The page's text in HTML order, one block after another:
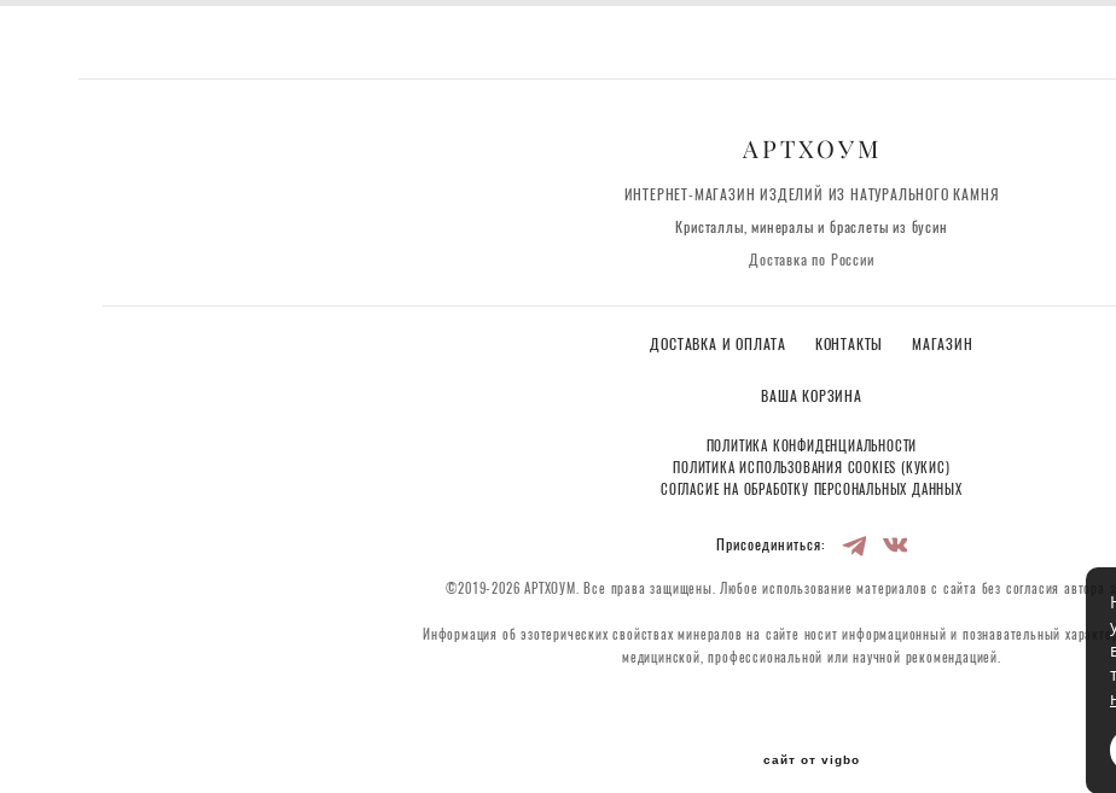
АРТХОУМ
ИНТЕРНЕТ-МАГАЗИН ИЗДЕЛИЙ ИЗ НАТУРАЛЬНОГО КАМНЯ
Кристаллы, минералы и браслеты из бусин
Доставка по России
ДОСТАВКА И ОПЛАТА КОНТАКТЫ МАГАЗИН
ВАША КОРЗИНА
ПОЛИТИКА КОНФИДЕНЦИАЛЬНОСТИ
ПОЛИТИКА ИСПОЛЬЗОВАНИЯ COOKIES (КУКИС)
СОГЛАСИЕ НА ОБРАБОТКУ ПЕРСОНАЛЬНЫХ ДАННЫХ
Присоединиться:
©2019-2026 АРТХОУМ. Все права защищены. Любое использование материалов с сайта без согласия автора
Информация об эзотерических свойствах минералов на сайте носит информационный и познавательный
медицинской, профессиональной или научной рекомендацией.
сайт от vigbo